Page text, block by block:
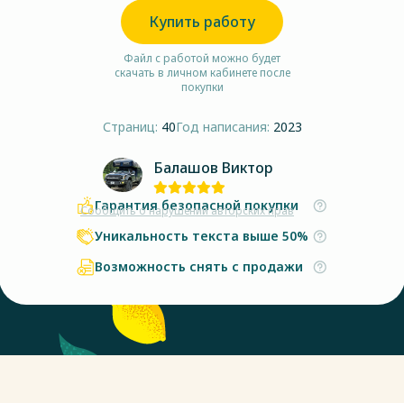
Купить работу
Файл с работой можно будет
скачать в личном кабинете после
покупки
Страниц: 40Год написания: 2023
Балашов Виктор
Сообщить о нарушении авторских прав
Гарантия безопасной покупки
Уникальность текста выше 50%
Возможность снять с продажи